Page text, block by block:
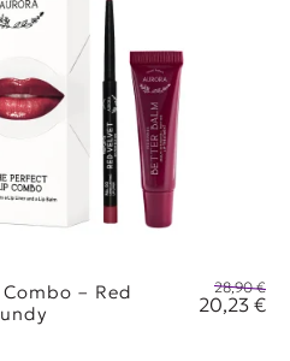
28,90 €.
είναι: 20,23 €.
– Red
28,90€
20,23 €